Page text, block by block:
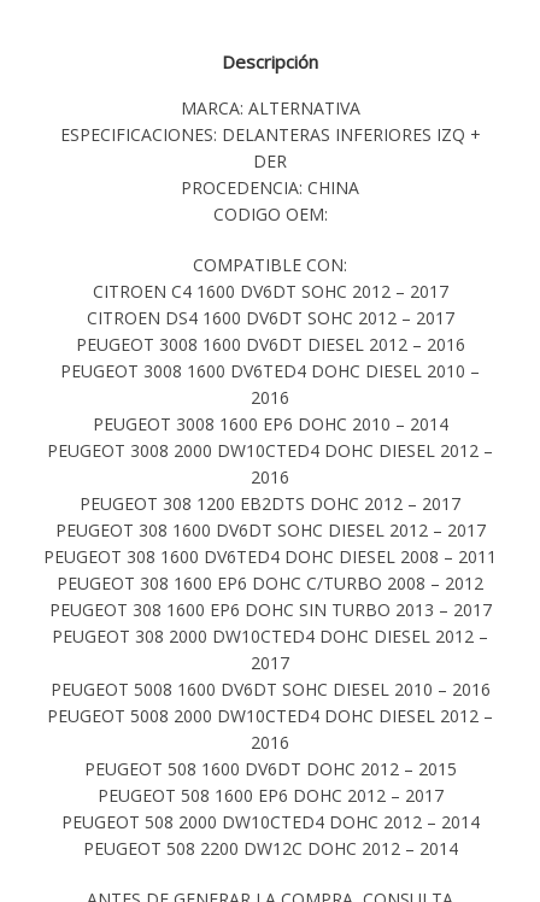
Descripción
MARCA: ALTERNATIVA
ESPECIFICACIONES: DELANTERAS INFERIORES IZQ +
DER
PROCEDENCIA: CHINA
CODIGO OEM:
COMPATIBLE CON:
CITROEN C4 1600 DV6DT SOHC 2012 – 2017
CITROEN DS4 1600 DV6DT SOHC 2012 – 2017
PEUGEOT 3008 1600 DV6DT DIESEL 2012 – 2016
PEUGEOT 3008 1600 DV6TED4 DOHC DIESEL 2010 –
2016
PEUGEOT 3008 1600 EP6 DOHC 2010 – 2014
PEUGEOT 3008 2000 DW10CTED4 DOHC DIESEL 2012 –
2016
PEUGEOT 308 1200 EB2DTS DOHC 2012 – 2017
PEUGEOT 308 1600 DV6DT SOHC DIESEL 2012 – 2017
PEUGEOT 308 1600 DV6TED4 DOHC DIESEL 2008 – 2011
PEUGEOT 308 1600 EP6 DOHC C/TURBO 2008 – 2012
PEUGEOT 308 1600 EP6 DOHC SIN TURBO 2013 – 2017
PEUGEOT 308 2000 DW10CTED4 DOHC DIESEL 2012 –
2017
PEUGEOT 5008 1600 DV6DT SOHC DIESEL 2010 – 2016
PEUGEOT 5008 2000 DW10CTED4 DOHC DIESEL 2012 –
2016
PEUGEOT 508 1600 DV6DT DOHC 2012 – 2015
PEUGEOT 508 1600 EP6 DOHC 2012 – 2017
PEUGEOT 508 2000 DW10CTED4 DOHC 2012 – 2014
PEUGEOT 508 2200 DW12C DOHC 2012 – 2014